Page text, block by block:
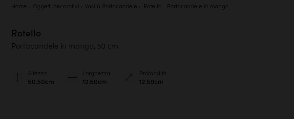
Home Oggetti decorativi Vasi & Portacandele Rotello - Portacandele in mango, 50 cm
Rotello
Portacandele in mango, 50 cm
Altezza
50.50cm
Larghezza
12.50cm
Profondità
12.50cm